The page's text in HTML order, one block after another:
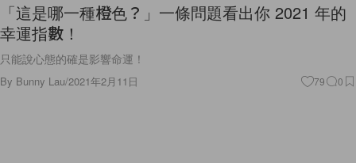
「這是哪一種橙色？」一條問題看出你 2021 年的
幸運指數！
只能說心態的確是影響命運！
By Bunny Lau/2021年2月11日 79 0